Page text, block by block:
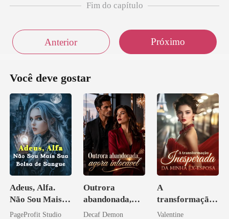
Fim do capítulo
Anterior Próximo
Você deve gostar
Adeus, Alfa.
Não Sou Mais
Sua Bolsa de
PageProfit Studio
Outrora
abandonada,
agora intocável
Decaf Demon
A
transformação
inesperada da
Valentine